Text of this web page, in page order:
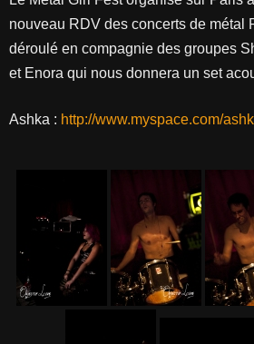
nouveau RDV des concerts de métal
déroulé en compagnie des groupes
et Enora qui nous donnera un set
Ashka : http://www.myspace.com/